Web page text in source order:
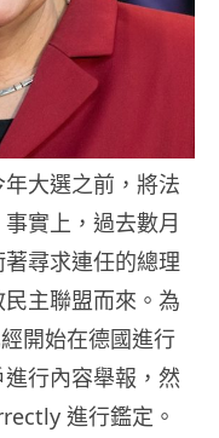
大選之前，將法
實上，過去數月
尋求連任的總理
主聯盟而來。為
開始在德國進行
行內容舉報，然
進行鑑定。